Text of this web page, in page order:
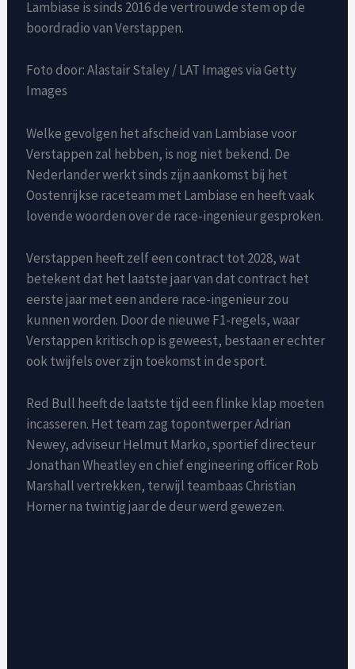
Lambiase is sinds 2016 de vertrouwde stem op de
boordradio van Verstappen.
Foto door: Alastair Staley / LAT Images via Getty
Images
Welke gevolgen het afscheid van Lambiase voor
Verstappen zal hebben, is nog niet bekend. De
Nederlander werkt sinds zijn aankomst bij het
Oostenrijkse raceteam met Lambiase en heeft vaak
lovende woorden over de race-ingenieur gesproken.
Verstappen heeft zelf een contract tot 2028, wat
betekent dat het laatste jaar van dat contract het
eerste jaar met een andere race-ingenieur zou
kunnen worden. Door de nieuwe F1-regels, waar
Verstappen kritisch op is geweest, bestaan ​​er echter
ook twijfels over zijn toekomst in de sport.
Red Bull heeft de laatste tijd een flinke klap moeten
incasseren. Het team zag topontwerper Adrian
Newey, adviseur Helmut Marko, sportief directeur
Jonathan Wheatley en chief engineering officer Rob
Marshall vertrekken, terwijl teambaas Christian
Horner na twintig jaar de deur werd gewezen.